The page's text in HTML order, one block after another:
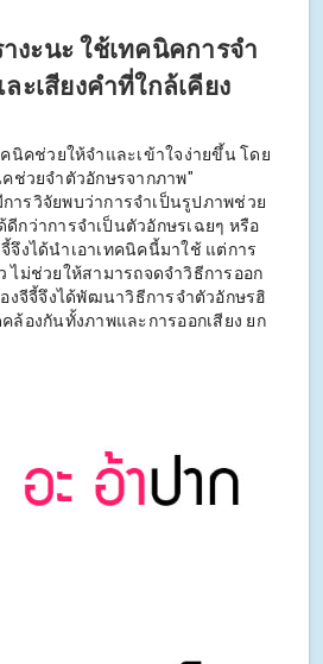
างะนะ ใช้เทคนิคการจำ
ะเสียงคำที่ใกล้เคียง
นิคช่วยให้จำและเข้าใจง่ายขึ้น โดย
ช่วยจำตัวอักษรจากภาพ"
การวิจัยพบว่าการจำเป็นรูปภาพช่วย
กว่าการจำเป็นตัวอักษรเฉยๆ หรือ
จึงได้นำเอาเทคนิคนี้มาใช้ แต่การ
ไม่ช่วยให้สามารถจดจำวิธีการออก
งจีจี้จึงได้พัฒนาวิธีการจำตัวอักษรฮิ
ล้องกันทั้งภาพและการออกเสียง ยก